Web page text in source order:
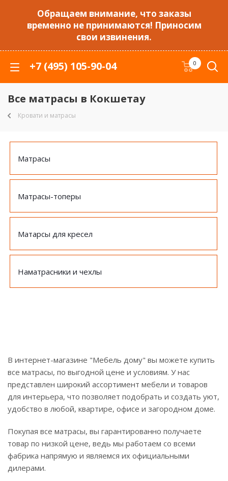
Обращаем внимание, что заказы
временно не принимаются! Приносим
свои извинения.
+7 (495) 105-90-04 0
Все матрасы в Кокшетау
Кровати и матрасы
Матрасы
Матрасы-топеры
Матарсы для кресел
Наматрасники и чехлы
В интернет-магазине "Мебель дому" вы можете купить
все матрасы, по выгодной цене и условиям. У нас
представлен широкий ассортимент мебели и товаров
для интерьера, что позволяет подобрать и создать уют,
удобство в любой, квартире, офисе и загородном доме.
Покупая все матрасы, вы гарантированно получаете
товар по низкой цене, ведь мы работаем со всеми
фабрика напрямую и являемся их официальными
дилерами.